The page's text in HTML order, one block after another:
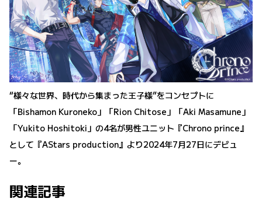
“様々な世界、時代から集まった王子様”をコンセプトに
「Bishamon Kuroneko」「Rion Chitose」「Aki Masamune」
「Yukito Hoshitoki」の4名が男性ユニット『Chrono prince』
として『AStars production』より2024年7月27日にデビュ
ー。
関連記事